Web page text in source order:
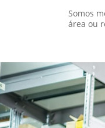
Somos
área ou